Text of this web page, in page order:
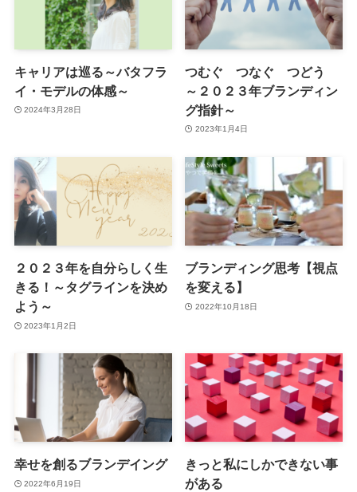
キャリアは巡る～バタフラ
イ・モデルの体感～
2024年3月28日
つむぐ つなぐ つどう
～２０２３年ブランディン
グ指針～
2023年1月4日
２０２３年を自分らしく生
きる！～タグラインを決め
よう～
2023年1月2日
ブランディング思考【視点
を変える】
2022年10月18日
幸せを創るブランデイング
2022年6月19日
きっと私にしかできない事
がある